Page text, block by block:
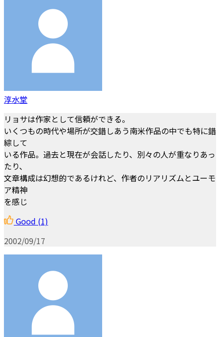
淳水堂
リョサは作家として信頼ができる。
いくつもの時代や場所が交錯しあう南米作品の中でも特に錯
綜して
いる作品。過去と現在が会話したり、別々の人が重なりあっ
たり、
文章構成は幻想的であるけれど、作者のリアリズムとユーモ
ア精神
を感じ
Good (1)
2002/09/17